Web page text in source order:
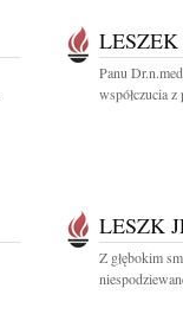
Panu
współczucia
LESZK
Z głębokim